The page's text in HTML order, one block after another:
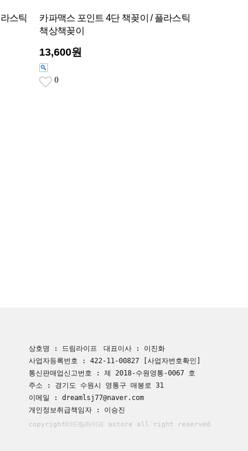
스틱
카파맥스 포인트 4단 책꽂이 / 플라스틱
책상책꽂이
13,600원
0
상호명 : 드림라이프
대표이사 : 이진화
사업자등록번호 : 422-11-00827
[사업자번호확인]
통신판매업신고번호 : 제 2018-수원영통-0067 호
주소 : 경기도 수원시 영통구 매봉로 31
이메일 : dreamlsj77@naver.com
개인정보취급책임자 : 이승진
copyright⒞드림라이프 astore all right reserved